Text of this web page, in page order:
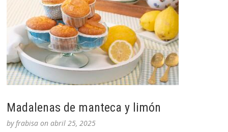
Madalenas de manteca y limón
byfrabisa onabril 25, 2025